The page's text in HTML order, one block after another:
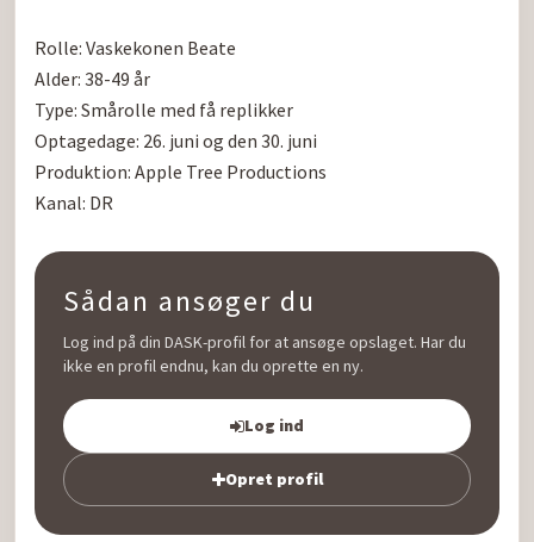
Rolle: Vaskekonen Beate
Alder: 38-49 år
Type: Smårolle med få replikker
Optagedage: 26. juni og den 30. juni
Produktion: Apple Tree Productions
Sådan ansøger du
Log ind på din DASK-profil for at ansøge opslaget. Har du
ikke en profil endnu, kan du oprette en ny.
Log ind
Opret profil